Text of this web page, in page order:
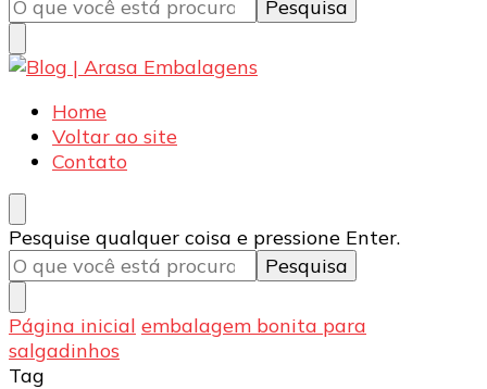
qualidade Arasa. Leia nossos conteúdos!
Blog | Arasa Embalagens
Confira conteúdos sobre embalagens para pizzas,
doces e salgados. Tudo para seu comércio com a
qualidade Arasa. Leia nossos conteúdos!
Home
Voltar ao site
Contato
Procurando
algo?
Pesquise qualquer coisa e pressione Enter.
Página inicial embalagem bonita para
salgadinhos
Tag